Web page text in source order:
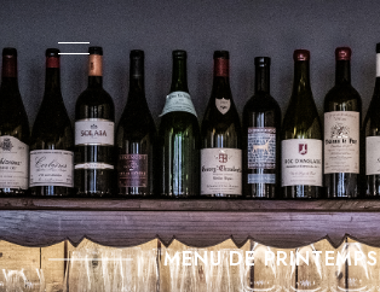
MENU DE PRINTEMPS